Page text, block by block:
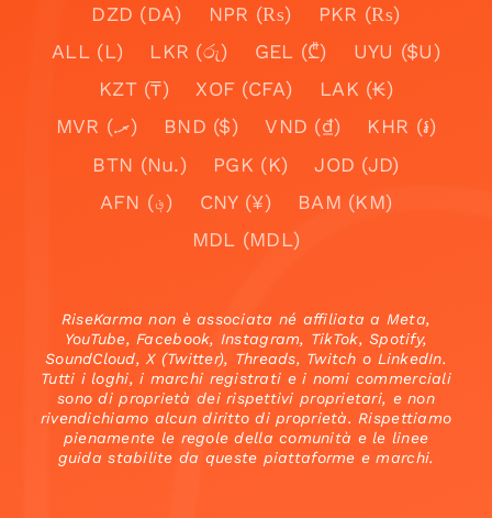
DZD (DA)
NPR (₨)
PKR (₨)
ALL (L)
LKR (රු) GEL (₾)
UYU ($U)
KZT (₸)
XOF (CFA)
LAK (₭)
MVR (.ރ)
BND ($) VND (₫)
KHR (៛)
BTN (Nu.)
PGK (K)
JOD (JD)
AFN (؋)
CNY (¥)
BAM (KM)
MDL (MDL)
RiseKarma non è associata né affiliata a Meta,
YouTube, Facebook, Instagram, TikTok, Spotify,
SoundCloud, X (Twitter), Threads, Twitch o LinkedIn.
Tutti i loghi, i marchi registrati e i nomi commerciali
sono di proprietà dei rispettivi proprietari, e non
rivendichiamo alcun diritto di proprietà. Rispettiamo
pienamente le regole della comunità e le linee
guida stabilite da queste piattaforme e marchi.